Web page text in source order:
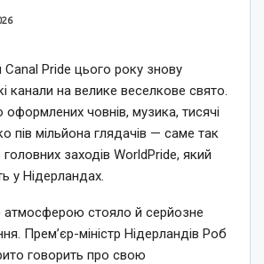
Pride цього року знову
канали на велике веселкове свято.
човнів, музика, тисячі
пів мільйона глядачів — саме так
заходів WorldPride, який
у Нідерландах.
атмосферою стояло й серйозне
Прем’єр-міністр Нідерландів Роб
говорить про свою